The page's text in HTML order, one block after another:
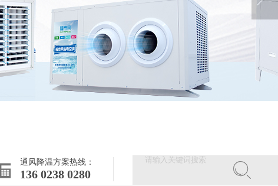
通风降温方案热线：
136 0238 0280